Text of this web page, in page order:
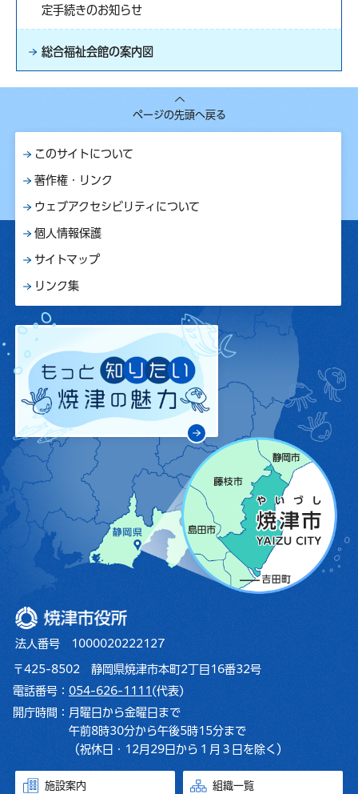
定手続きのお知らせ
総合福祉会館の案内図
ページの先頭へ戻る
このサイトについて
著作権・リンク
ウェブアクセシビリティについて
個人情報保護
サイトマップ
リンク集
焼津市役所
法人番号 1000020222127
〒425-8502 静岡県焼津市本町2丁目16番32号
電話番号： 054-626-1111 (代表)
開庁時間： 月曜日から金曜日まで
午前8時30分から午後5時15分まで
（祝休日・12月29日から１月３日を除く）
施設案内 組織一覧